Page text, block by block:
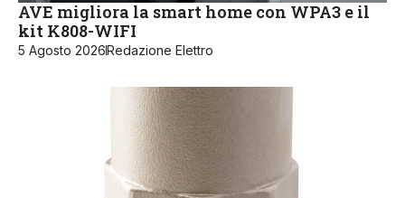
AVE migliora la smart home con WPA3 e il
kit K808-WIFI
5 Agosto 2026Redazione Elettro